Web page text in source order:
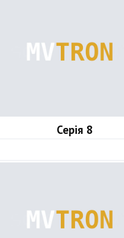
Серія 8